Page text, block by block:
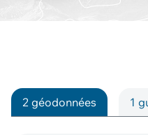
2 géodonnées 1